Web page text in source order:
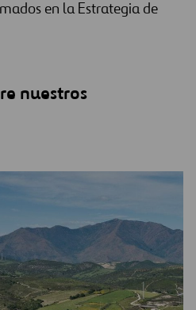
en la Estrategia de
nuestros